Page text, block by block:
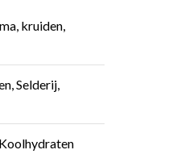
kruiden,
Selderij,